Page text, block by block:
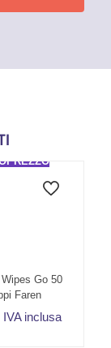
Go 50
Faren
IVA inclusa